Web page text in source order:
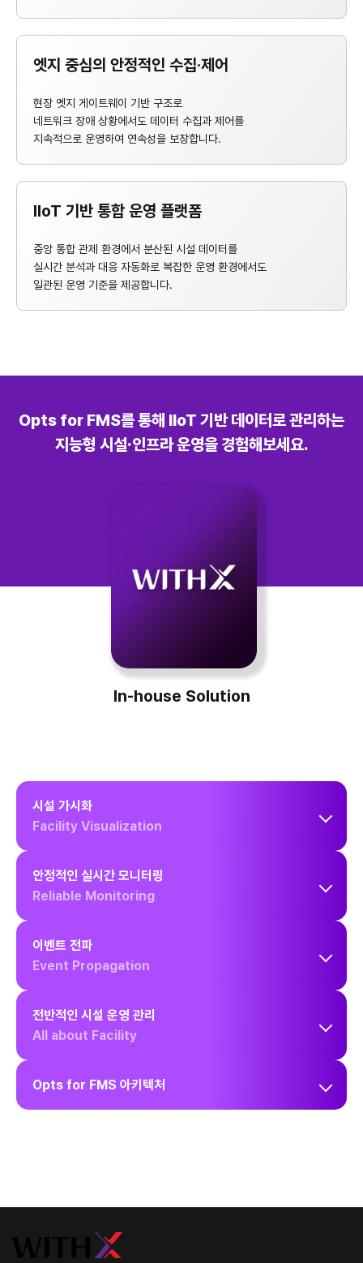
엣지 중심의 안정적인 수집·제어
현장 엣지 게이트웨이 기반 구조로
네트워크 장애 상황에서도 데이터 수집과 제어를
지속적으로 운영하여 연속성을 보장합니다.
IIoT 기반 통합 운영 플랫폼
중앙 통합 관제 환경에서 분산된 시설 데이터를
실시간 분석과 대응 자동화로 복잡한 운영 환경에서도
일관된 운영 기준을 제공합니다.
Opts for FMS를 통해 IIoT 기반 데이터로 관리하는
지능형 시설·인프라 운영을 경험해보세요.
In-house Solution
시설 가시화
Facility Visualization
시설과 설비, 환경 데이터를 상면도와 대시보드 기반 시각화하여 운영자가
현재 상태를 직관적으로 파악할 수 있습니다.
단순 조회를 넘어 운영 판단의
기준이 되는 관제 화면을 제공합니다.
상면도 기반 시설·설비 상태 시각화
시설 구조와 설비 배치를 상면도 형태로 시각화하여
지점을 한 눈에 파악할 수 있습니다.
실시간 카드·위젯형 대시보드 구성
이벤트 발생 지점 즉시 감지
이상 이벤트 발생 시 위치와 대상 설비를 즉시 표시하여
조치할 수 있습니다.
안정적인 실시간 모니터링
Reliable Monitoring
웹 기반 GUI를 통한 모니터링, 이벤트 이력 및 통계를 체계적으로
관리합니다. 신뢰할 수 있는 데이터 흐름 기반 운영 안정성을 보장합니다.
웹 기반 실시간 모니터링
통계 기반 운영 분석
이벤트 전파
Event Propagation
임계치 초과나 이상 징후 발생 시 이벤트를 실시간 전파하고 즉각적인
대응이 가능합니다.운영자가 놓치기 쉬운 변화를 빠르게 인지할 수 있도록
지원합니다.
임계치 기반 이벤트 자동 발생
실시간 알림 체계
이벤트 발생 시 사용자 별 지정한 방식(SMS, 알림 등)으로
전반적인 시설 운영 관리
All about Facility
설비 연동, 센싱, 분석, 제어, 리포팅까지 시설 운영에 필요한 모든 기능을
하나의 플랫폼으로 통합하여 분산된 운영 환경을 간편하게 단일 기준으로
Opts for FMS 아키텍처